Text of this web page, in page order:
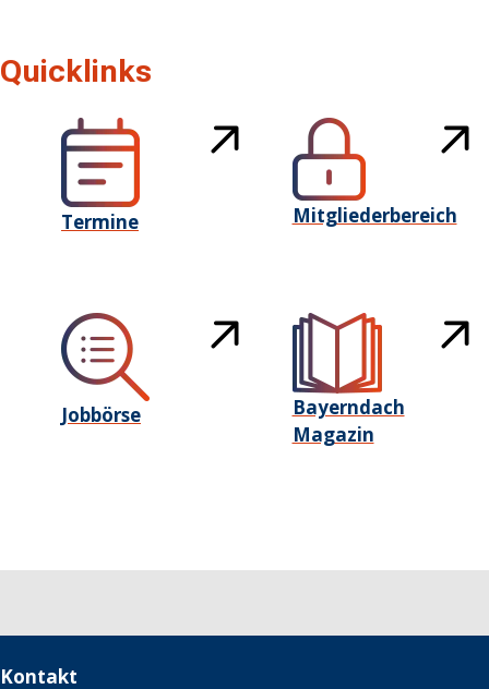
Quicklinks
Termine Mitgliederbereich
Jobbörse
Bayerndach
Magazin
Kontakt